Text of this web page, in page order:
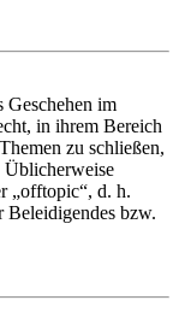
Geschehen im
in ihrem Bereich
zu schließen,
Üblicherweise
„offtopic“, d. h.
Beleidigendes bzw.